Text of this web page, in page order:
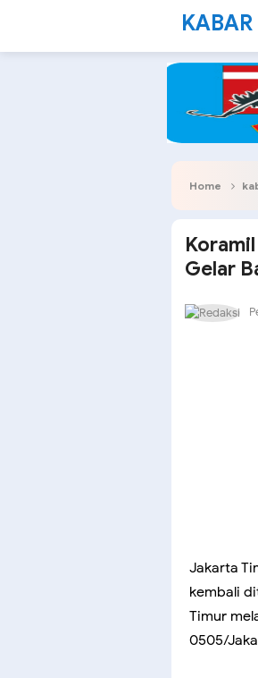
Home
Gelar
Jakarta
kembali
Timur
0505/